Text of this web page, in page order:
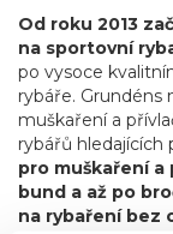
Od roku 2013
na sportovní
po vysoce
rybáře. Grundéns
muškaření a
rybářů hledajících
pro muškaření
bund a až po
na rybaření bez